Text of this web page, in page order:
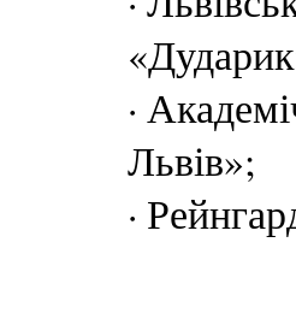
·
Львів»;
·